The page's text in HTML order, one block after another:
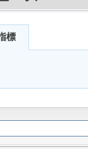
標